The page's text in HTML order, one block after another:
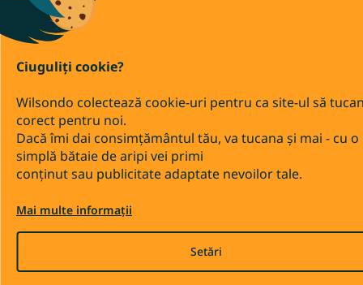
Ciuguliți cookie?
Wilsondo colectează cookie-uri pentru ca site-ul să
corect pentru noi.
Dacă îmi dai consimțământul tău, va tucana și mai - cu o
simplă bătaie de aripi vei primi
conținut sau publicitate adaptate nevoilor tale.
Mai multe informații
Setări